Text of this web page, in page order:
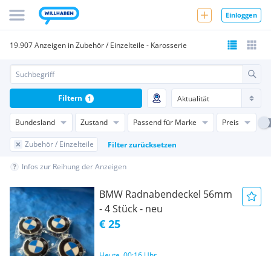
Einloggen
19.907 Anzeigen in Zubehör / Einzelteile - Karosserie
Bundesland Zustand Passend für Marke Preis
Zubehör / Einzelteile Filter zurücksetzen
Filtern 1
Infos zur Reihung der Anzeigen
BMW Radnabendeckel 56mm
- 4 Stück - neu
€ 25